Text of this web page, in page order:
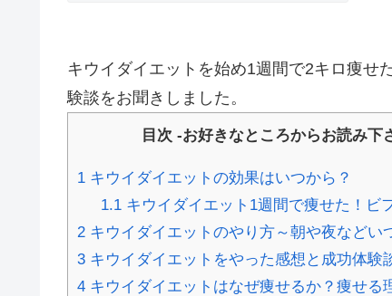
キウイダイエットを始め1週間で2キロ痩せ
験談をお聞きしました。
目次 -お好きなところからお読み下
1 キウイダイエットの効果はいつから？
1.1キウイダイエット1週間で痩せた！ビ
2 キウイダイエットのやり方～朝や夜などい
3 キウイダイエットをやった感想と成功体験
4 キウイダイエットはなぜ痩せるか？痩せる